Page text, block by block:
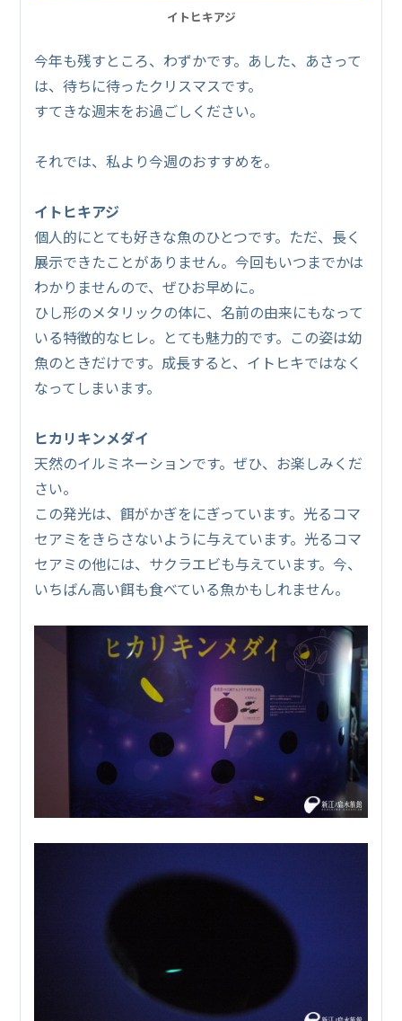
イトヒキアジ
今年も残すところ、わずかです。あした、あさって
は、待ちに待ったクリスマスです。
すてきな週末をお過ごしください。
それでは、私より今週のおすすめを。
イトヒキアジ
個人的にとても好きな魚のひとつです。ただ、長く
展示できたことがありません。今回もいつまでかは
わかりませんので、ぜひお早めに。
ひし形のメタリックの体に、名前の由来にもなって
いる特徴的なヒレ。とても魅力的です。この姿は幼
魚のときだけです。成長すると、イトヒキではなく
なってしまいます。
ヒカリキンメダイ
天然のイルミネーションです。ぜひ、お楽しみくだ
さい。
この発光は、餌がかぎをにぎっています。光るコマ
セアミをきらさないように与えています。光るコマ
セアミの他には、サクラエビも与えています。今、
いちばん高い餌も食べている魚かもしれません。